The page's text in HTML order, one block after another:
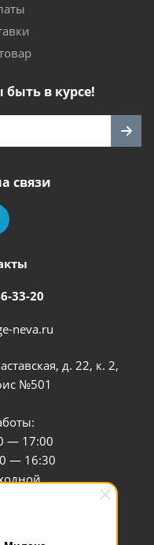
в курсе!
связи
33-20
neva.ru
д. 22, к. 2,
№501
— 17:00
— 16:30